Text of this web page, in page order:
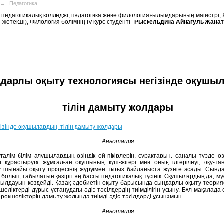
→ Педагогика
колледжі, педагогика және филология ғылымдарының
Филология бөлімнің IV курс студенті, Рыскельдина Айнагуль
оқыту технологиясы негізінде
тілін дамыту жолдары
оқушылардың тілін дамыту жолдары
Аннотация
білім алушылардың өзіндік ой-пікірлерін, сұрақтарын, саналы түрде
жұмсалған оқушының күш-жігері мен оның ілгерілеуі, оқу-
оқыту процесінің жүруімен тығыз байланыста жүзеге асады.
табылатын қазіргі ең басты педагогикалық түсінік. Оқушылардың да,
көздейді. Қазақ әдебиетін оқыту барысында сындарлы оқыту
дұрыс ұстанудағы әдіс-тәсілдердің тиімділігін ұсыну. Бұл
дамыту жолында тиімді әдіс-тәсілдерді ұсынамын.
Аннотация